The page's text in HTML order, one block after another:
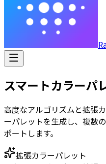
スマートカラーパ
高度なアルゴリズムと拡張
ーパレットを生成し、複数
ポートします。
拡張カラーパレット